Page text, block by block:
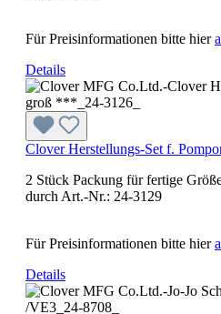
Für Preisinformationen bitte hier
Details
Clover Herstellungs-Set f.
2 Stück Packung für fertige
durch Art.-Nr.: 24-3129
Für Preisinformationen bitte hier
Details